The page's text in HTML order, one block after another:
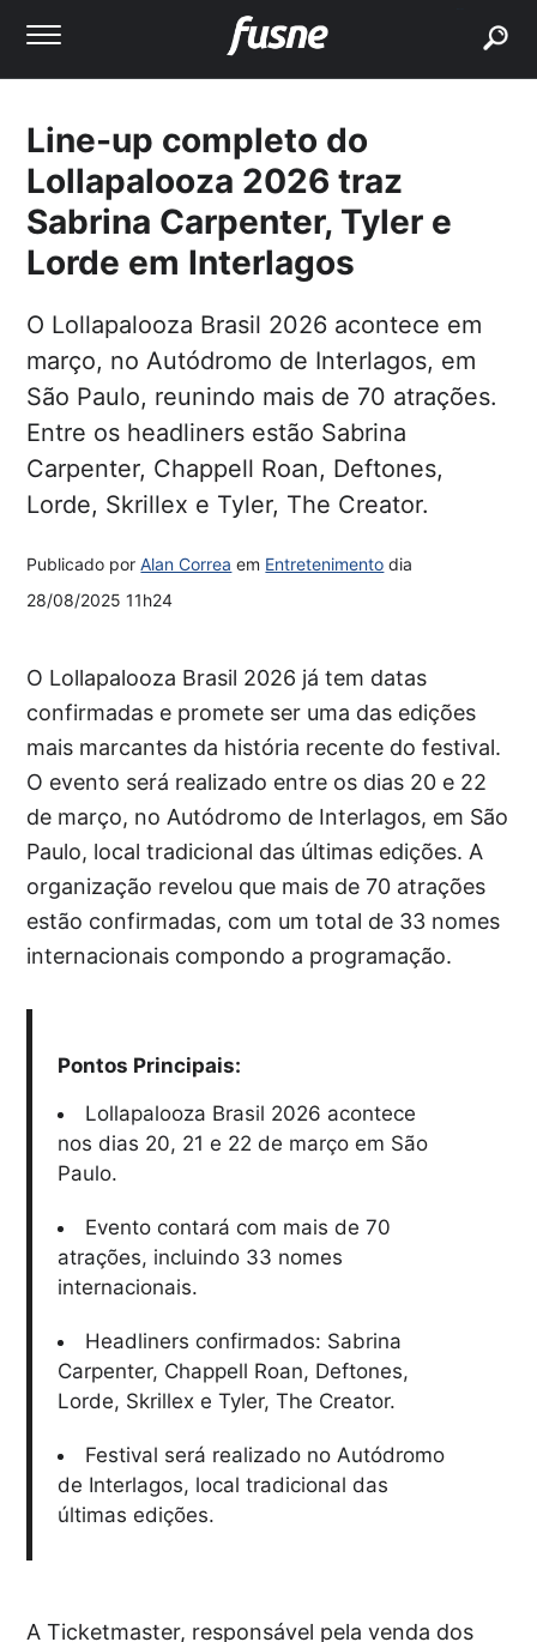
Line-up completo do
Lollapalooza 2026 traz
Sabrina Carpenter, Tyler e
Lorde em Interlagos
O Lollapalooza Brasil 2026 acontece em
março, no Autódromo de Interlagos, em
São Paulo, reunindo mais de 70 atrações.
Entre os headliners estão Sabrina
Carpenter, Chappell Roan, Deftones,
Lorde, Skrillex e Tyler, The Creator.
Publicado porAlan Correa em Entretenimento dia
28/08/2025 11h24
O Lollapalooza Brasil 2026 já tem datas
confirmadas e promete ser uma das edições
mais marcantes da história recente do festival.
O evento será realizado entre os dias 20 e 22
de março, no Autódromo de Interlagos, em São
Paulo, local tradicional das últimas edições. A
organização revelou que mais de 70 atrações
estão confirmadas, com um total de 33 nomes
internacionais compondo a programação.
Pontos Principais:
Lollapalooza Brasil 2026 acontece
nos dias 20, 21 e 22 de março em São
Paulo.
Evento contará com mais de 70
atrações, incluindo 33 nomes
internacionais.
Headliners confirmados: Sabrina
Carpenter, Chappell Roan, Deftones,
Lorde, Skrillex e Tyler, The Creator.
Festival será realizado no Autódromo
de Interlagos, local tradicional das
últimas edições.
A Ticketmaster, responsável pela venda dos